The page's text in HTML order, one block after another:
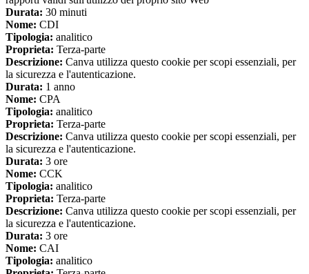
Durata: 30 minuti
Nome: CDI
Tipologia: analitico
Proprieta: Terza-parte
Descrizione: Canva utilizza questo cookie per scopi essenziali, per
la sicurezza e l'autenticazione.
Durata: 1 anno
Nome: CPA
Tipologia: analitico
Proprieta: Terza-parte
Descrizione: Canva utilizza questo cookie per scopi essenziali, per
la sicurezza e l'autenticazione.
Durata: 3 ore
Nome: CCK
Tipologia: analitico
Proprieta: Terza-parte
Descrizione: Canva utilizza questo cookie per scopi essenziali, per
la sicurezza e l'autenticazione.
Durata: 3 ore
Nome: CAI
Tipologia: analitico